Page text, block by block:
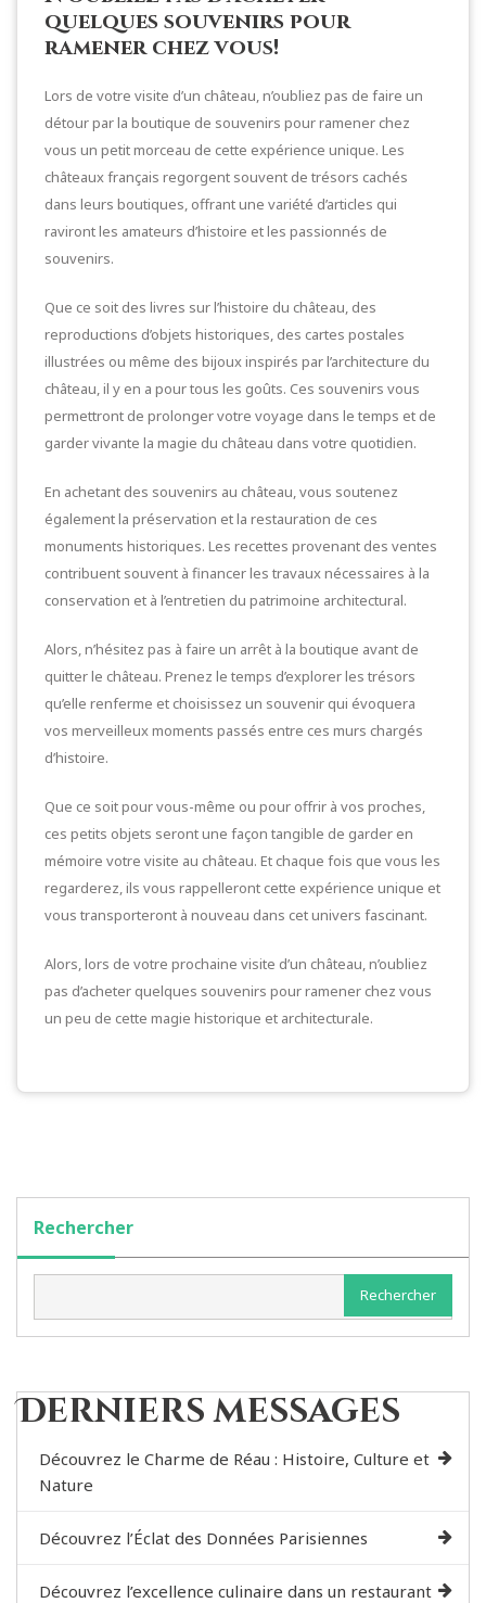
quelques souvenirs pour
ramener chez vous!
Lors de votre visite d’un château, n’oubliez pas de faire un
détour par la boutique de souvenirs pour ramener chez
vous un petit morceau de cette expérience unique. Les
châteaux français regorgent souvent de trésors cachés
dans leurs boutiques, offrant une variété d’articles qui
raviront les amateurs d’histoire et les passionnés de
souvenirs.
Que ce soit des livres sur l’histoire du château, des
reproductions d’objets historiques, des cartes postales
illustrées ou même des bijoux inspirés par l’architecture du
château, il y en a pour tous les goûts. Ces souvenirs vous
permettront de prolonger votre voyage dans le temps et de
garder vivante la magie du château dans votre quotidien.
En achetant des souvenirs au château, vous soutenez
également la préservation et la restauration de ces
monuments historiques. Les recettes provenant des ventes
contribuent souvent à financer les travaux nécessaires à la
conservation et à l’entretien du patrimoine architectural.
Alors, n’hésitez pas à faire un arrêt à la boutique avant de
quitter le château. Prenez le temps d’explorer les trésors
qu’elle renferme et choisissez un souvenir qui évoquera
vos merveilleux moments passés entre ces murs chargés
d’histoire.
Que ce soit pour vous-même ou pour offrir à vos proches,
ces petits objets seront une façon tangible de garder en
mémoire votre visite au château. Et chaque fois que vous les
regarderez, ils vous rappelleront cette expérience unique et
vous transporteront à nouveau dans cet univers fascinant.
Alors, lors de votre prochaine visite d’un château, n’oubliez
pas d’acheter quelques souvenirs pour ramener chez vous
un peu de cette magie historique et architecturale.
Rechercher
Rechercher
Derniers messages
Découvrez le Charme de Réau : Histoire, Culture et
Nature
Découvrez l’Éclat des Données Parisiennes
Découvrez l’excellence culinaire dans un restaurant